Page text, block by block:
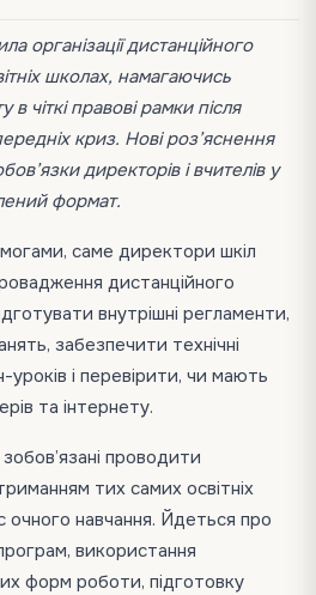
організації дистанційного
школах, намагаючись
чіткі правові рамки після
криз. Нові роз’яснення
директорів і вчителів у
формат.
саме директори шкіл
дистанційного
внутрішні регламенти,
забезпечити технічні
і перевірити, чи мають
та інтернету.
проводити
тих самих освітніх
очного навчання. Йдеться про
використання
форм роботи, підготовку